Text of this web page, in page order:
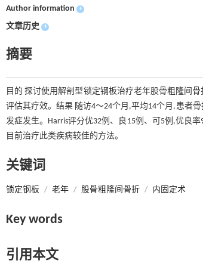
Author information +
文章历史 +
摘要
目的 探讨使用解剖型锁定钢板治疗老年股骨粗隆间
评估其疗效。结果 随访4～24个月,平均14个月,患者
发症发生。Harris评分优32例、良15例、可5例,优良
目前治疗此类疾病较佳的方法。
关键词
锁定钢板 / 老年 / 股骨粗隆间骨折 / 内固定术
Key words
引用本文